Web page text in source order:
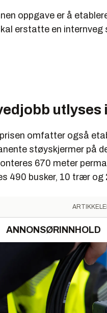
oppgave er å
erstatte en internveg
utlyses
omfatter også
støyskjermer på
670 meter
490 busker, 10 trær og
ANNONSØRINNHOLD